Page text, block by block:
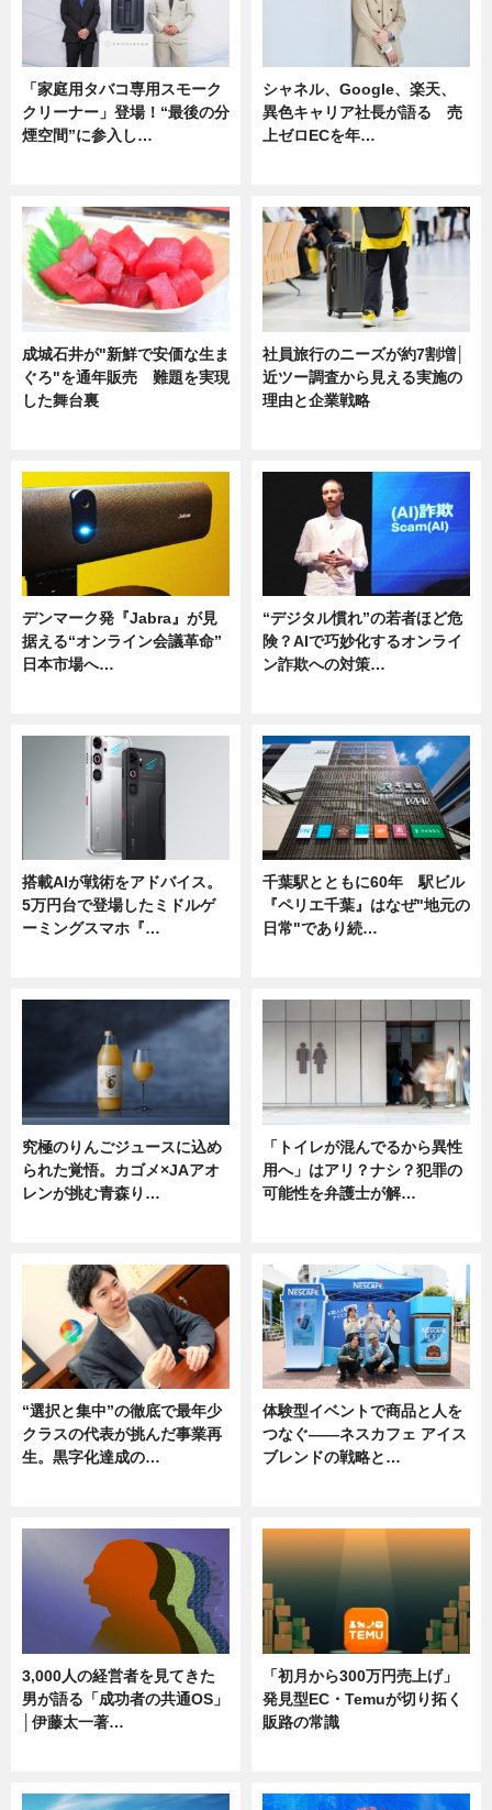
「家庭用タバコ専用スモーク
クリーナー」登場！“最後の分
煙空間”に参入し…
シャネル、Google、楽天、
異色キャリア社長が語る 売
上ゼロECを年…
成城石井が"新鮮で安価な生ま
ぐろ"を通年販売 難題を実現
した舞台裏
社員旅行のニーズが約7割増│
近ツー調査から見える実施の
理由と企業戦略
デンマーク発『Jabra』が見
据える“オンライン会議革命”
日本市場へ…
“デジタル慣れ”の若者ほど危
険？AIで巧妙化するオンライ
ン詐欺への対策…
搭載AIが戦術をアドバイス。
5万円台で登場したミドルゲ
ーミングスマホ『…
千葉駅とともに60年 駅ビル
『ペリエ千葉』はなぜ"地元の
日常"であり続…
究極のりんごジュースに込め
られた覚悟。カゴメ×JAアオ
レンが挑む青森り…
「トイレが混んでるから異性
用へ」はアリ？ナシ？犯罪の
可能性を弁護士が解…
“選択と集中”の徹底で最年少
クラスの代表が挑んだ事業再
生。黒字化達成の…
体験型イベントで商品と人を
つなぐ――ネスカフェ アイス
ブレンドの戦略と…
3,000人の経営者を見てきた
男が語る「成功者の共通OS」
│伊藤太一著…
「初月から300万円売上げ」
発見型EC・Temuが切り拓く
販路の常識